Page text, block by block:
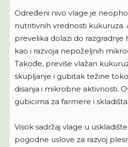
Određeni nivo vlage je
nutritivnih vrednosti kukuruza.
prevelika dolazi do razgradnje
kao i razvoja nepoželjnih
Takođe, previše vlažan
skupljanje i gubitak težine
disanja i mikrobne aktivnosti.
gubicima za farmere i
Visok sadržaj vlage u
pogodne uslove za razvoj